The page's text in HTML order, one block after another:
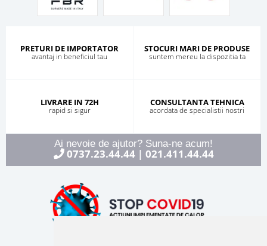
PRETURI DE IMPORTATOR
avantaj in beneficiul tau
STOCURI MARI DE PRODUSE
suntem mereu la dispozitia ta
LIVRARE IN 72H
rapid si sigur
CONSULTANTA TEHNICA
acordata de specialistii nostri
Ai nevoie de ajutor? Suna-ne acum!
0737.23.44.44| 021.411.44.44